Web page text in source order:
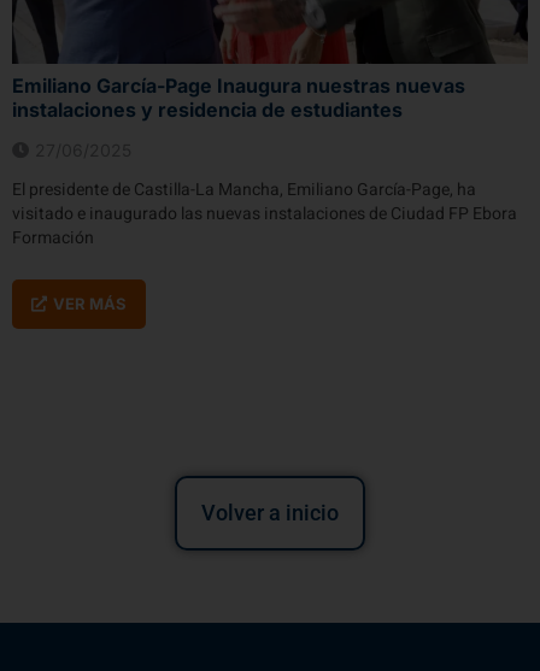
Emiliano García-Page Inaugura nuestras nuevas
instalaciones y residencia de estudiantes
El presidente de Castilla-La Mancha, Emiliano García-Page, ha
visitado e inaugurado las nuevas instalaciones de Ciudad FP Ebora
Formación
VER MÁS
Volver a inicio